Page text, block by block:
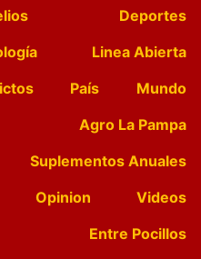
Deportes
Linea Abierta
País
Mundo
Agro La Pampa
Suplementos Anuales
Opinion
Videos
Entre Pocillos